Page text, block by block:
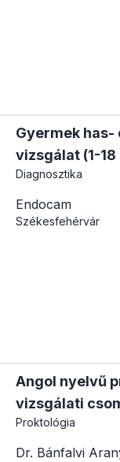
Gyermek has-
vizsgálat (1-
Diagnosztika
Endocam
Székesfehérvár
Angol nyelvű
vizsgálati
Proktológia
Dr. Bánfalvi